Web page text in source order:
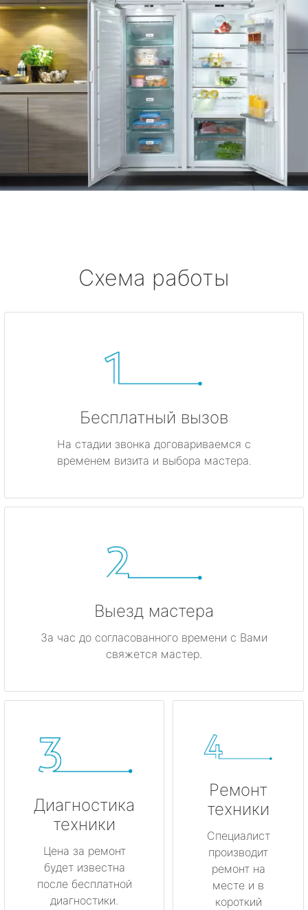
Схема работы
Бесплатный вызов
На стадии звонка договариваемся с
временем визита и выбора мастера.
Выезд мастера
За час до согласованного времени с Вами
свяжется мастер.
Диагностика
техники
Цена за ремонт
будет известна
после бесплатной
диагностики.
Ремонт
техники
Специалист
производит
ремонт на
месте и в
короткий